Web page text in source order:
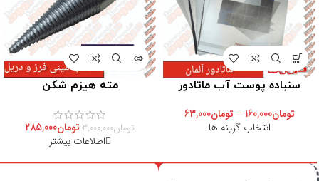
سنباده پوست آب ماتادور
تومان160,000
– تومان63,000
انتخاب گزینه ها
مته هیزم شکن
تومان3,000,000 تومان285,000
اطلاعات بیشتر